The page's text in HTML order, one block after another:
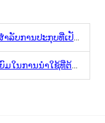
ບການປະກຸບທີ່ເປັນນ້ຳ
ງການຟິມທີ່ມີຄວາມເຂັ້ມແຂງສູງ